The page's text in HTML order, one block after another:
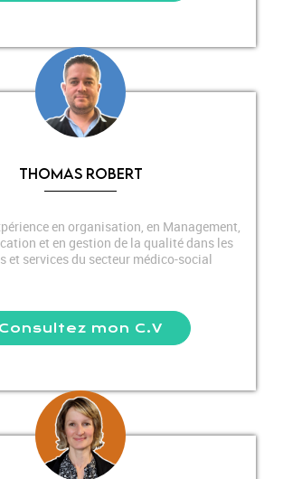
THOMAS ROBERT
en organisation, en Management,
et en gestion de la qualité dans les
et services du secteur médico-social
Consultez mon C.V